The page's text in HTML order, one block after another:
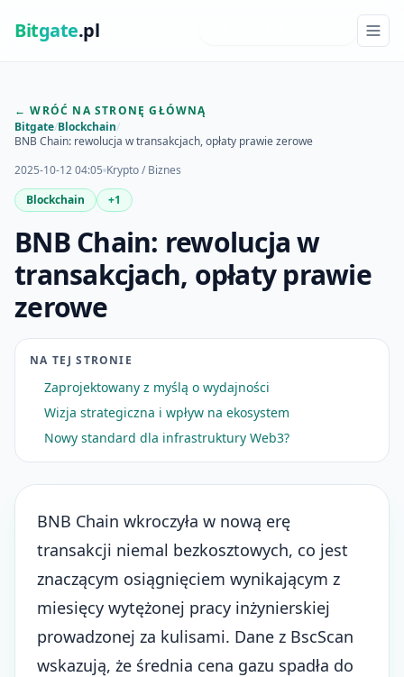
Bitgate.pl
← WRÓĆ NA STRONĘ GŁÓWNĄ
Bitgate/Blockchain/
BNB Chain: rewolucja w transakcjach, opłaty prawie zerowe
2025-10-12 04:05 Krypto / Biznes
Blockchain
+1
BNB Chain: rewolucja w
transakcjach, opłaty prawie
zerowe
NA TEJ STRONIE
Zaprojektowany z myślą o wydajności
Wizja strategiczna i wpływ na ekosystem
Nowy standard dla infrastruktury Web3?
BNB Chain wkroczyła w nową erę
transakcji niemal bezkosztowych, co jest
znaczącym osiągnięciem wynikającym z
miesięcy wytężonej pracy inżynierskiej
prowadzonej za kulisami. Dane z BscScan
wskazują, że średnia cena gazu spadła do